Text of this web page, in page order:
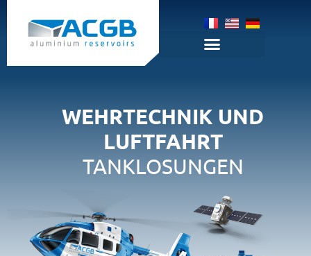
WEHRTECHNIK UND
LUFTFAHRT
TANKLOSUNGEN